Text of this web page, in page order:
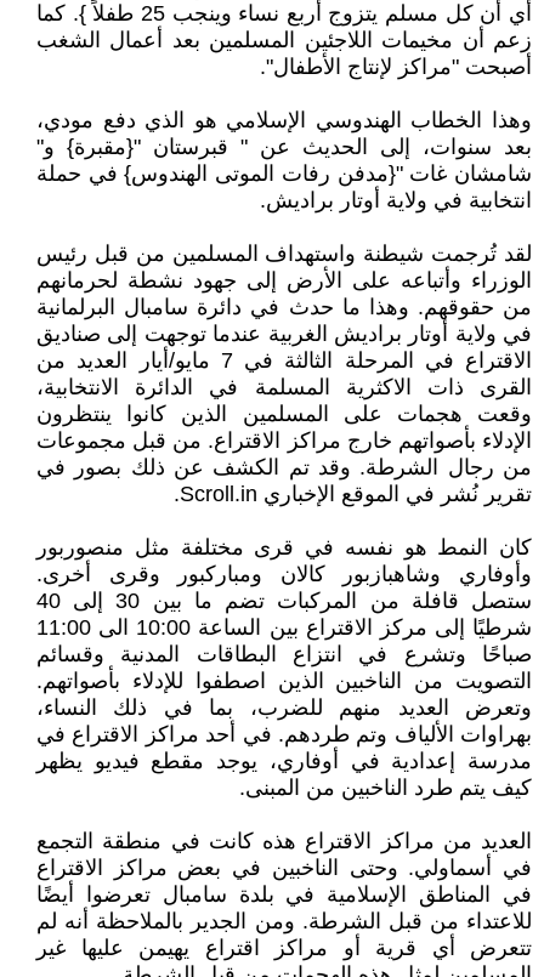
أي أن كل مسلم يتزوج أربع نساء وينجب 25 طفلاً }. كما
زعم أن مخيمات اللاجئين المسلمين بعد أعمال الشغب
أصبحت "مراكز لإنتاج الأطفال".
وهذا الخطاب الهندوسي الإسلامي هو الذي دفع مودي،
بعد سنوات، إلى الحديث عن " قبرستان "{مقبرة} و"
شامشان غات "{مدفن رفات الموتى الهندوس} في حملة
انتخابية في ولاية أوتار براديش.
لقد تُرجمت شيطنة واستهداف المسلمين من قبل رئيس
الوزراء وأتباعه على الأرض إلى جهود نشطة لحرمانهم
من حقوقهم. وهذا ما حدث في دائرة سامبال البرلمانية
في ولاية أوتار براديش الغربية عندما توجهت إلى صناديق
الاقتراع في المرحلة الثالثة في 7 مايو/أيار العديد من
القرى ذات الاكثرية المسلمة في الدائرة الانتخابية،
وقعت هجمات على المسلمين الذين كانوا ينتظرون
الإدلاء بأصواتهم خارج مراكز الاقتراع. من قبل مجموعات
من رجال الشرطة. وقد تم الكشف عن ذلك بصور في
تقرير نُشر في الموقع الإخباري Scroll.in.
كان النمط هو نفسه في قرى مختلفة مثل منصوربور
وأوفاري وشاهبازبور كالان ومباركبور وقرى أخرى.
ستصل قافلة من المركبات تضم ما بين 30 إلى 40
شرطيًا إلى مركز الاقتراع بين الساعة 10:00 الى 11:00
صباحًا وتشرع في انتزاع البطاقات المدنية وقسائم
التصويت من الناخبين الذين اصطفوا للإدلاء بأصواتهم.
وتعرض العديد منهم للضرب، بما في ذلك النساء،
بهراوات الألياف وتم طردهم. في أحد مراكز الاقتراع في
مدرسة إعدادية في أوفاري، يوجد مقطع فيديو يظهر
كيف يتم طرد الناخبين من المبنى.
العديد من مراكز الاقتراع هذه كانت في منطقة التجمع
في أسماولي. وحتى الناخبين في بعض مراكز الاقتراع
في المناطق الإسلامية في بلدة سامبال تعرضوا أيضًا
للاعتداء من قبل الشرطة. ومن الجدير بالملاحظة أنه لم
تتعرض أي قرية أو مراكز اقتراع يهيمن عليها غير